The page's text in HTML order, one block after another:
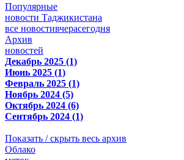
Популярные
новости Таджикистана
все новостивчерасегодня
Архив
новостей
Декабрь 2025 (1)
Июнь 2025 (1)
Февраль 2025 (1)
Ноябрь 2024 (5)
Октябрь 2024 (6)
Сентябрь 2024 (1)
Показать / скрыть весь архив
Облако